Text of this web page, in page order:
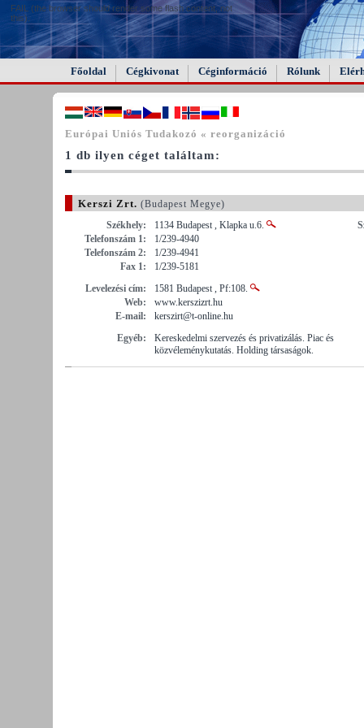
FAIL (the browser should render some flash content, not
this).
Főoldal Cégkivonat Céginformáció Rólunk
Európai Uniós Tudakozó « reorganizáció
1 db ilyen céget találtam:
Kerszi Zrt. (Budapest Megye)
Székhely:
1134 Budapest , Klapka u.6.
Telefonszám 1:
1/239-4940
Telefonszám 2:
1/239-4941
Fax 1:
1/239-5181
Levelezési cím:
1581 Budapest , Pf:108.
Web:
www.kerszizrt.hu
E-mail:
kerszirt@t-online.hu
Egyéb:
Kereskedelmi szervezés és privatizálás. Piac és
közvéleménykutatás. Holding társaságok.